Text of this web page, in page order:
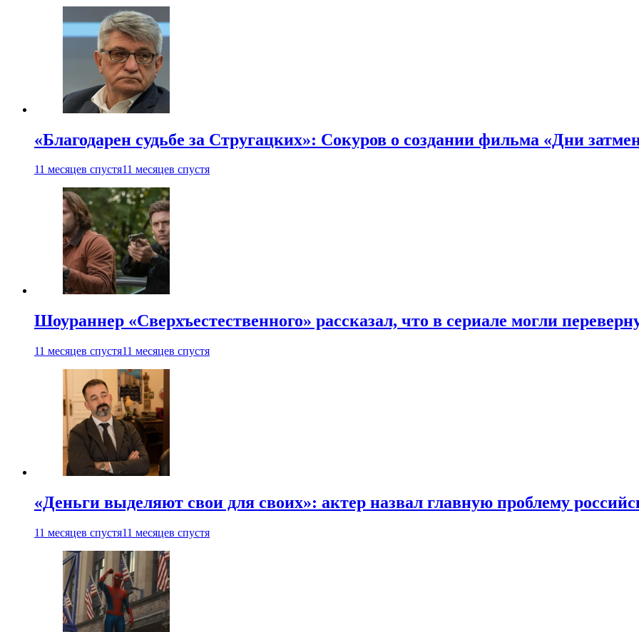
«Благодарен судьбе за Стругацких»: Сокуров о создании фильма «Дни
11 месяцев спустя11 месяцев спустя
Шоураннер «Сверхъестественного» рассказал, что в сериале могли
11 месяцев спустя11 месяцев спустя
«Деньги выделяют свои для своих»: актер назвал главную проблему
11 месяцев спустя11 месяцев спустя